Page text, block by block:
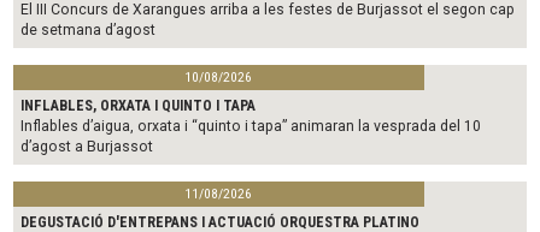
El III Concurs de Xarangues arriba a les festes de Burjassot el segon cap
de setmana d’agost
10/08/2026
INFLABLES, ORXATA I QUINTO I TAPA
Inflables d’aigua, orxata i “quinto i tapa” animaran la vesprada del 10
d’agost a Burjassot
11/08/2026
DEGUSTACIÓ D'ENTREPANS I ACTUACIÓ ORQUESTRA PLATINO